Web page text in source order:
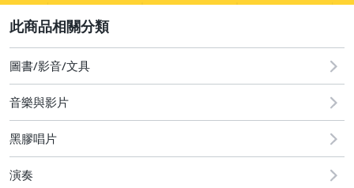
其它
[全店] 粉絲專享
[全店] 週年慶
圖書/影音/文具
音樂與影片
黑膠唱片
演奏